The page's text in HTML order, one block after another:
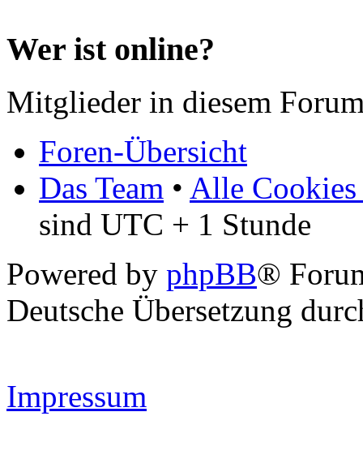
Wer ist online?
Mitglieder in diesem
Foren-Übersicht
Das Team • Alle Cookies
sind UTC + 1 Stunde
Powered by phpBB®
Deutsche Übersetzung
Impressum